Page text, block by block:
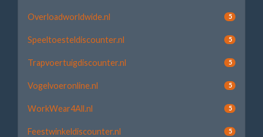
Overloadworldwide.nl 5
Speeltoesteldiscounter.nl 5
Trapvoertuigdiscounter.nl 5
Vogelvoeronline.nl 5
WorkWear4All.nl 5
Feestwinkeldiscounter.nl 5